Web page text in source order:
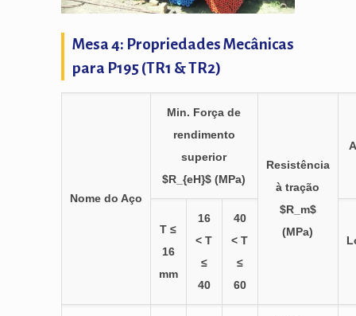
Mesa 4: Propriedades Mecânicas
para P195 (TR1 & TR2)
Nome do Aço
Min. Força de
rendimento
superior
$R_{eH}$ (MPa)
Resistência
à tração
$R_m$
(MPa)
T ≤
16
mm
16
< T
≤
40
40
< T
≤
60